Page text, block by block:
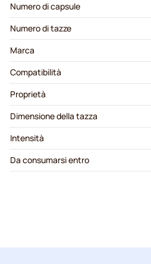
Numero di capsule
Numero di tazze
Marca
Compatibilità
Proprietà
Dimensione della tazza
Intensità
Da consumarsi entro